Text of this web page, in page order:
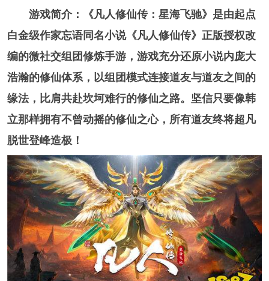
游戏简介：《凡人修仙传：星海飞驰》是由起点
白金级作家忘语同名小说《凡人修仙传》正版授权改
编的微社交组团修炼手游，游戏充分还原小说内庞大
浩瀚的修仙体系，以组团模式连接道友与道友之间的
缘法，比肩共赴坎坷难行的修仙之路。坚信只要像韩
立那样拥有不曾动摇的修仙之心，所有道友终将超凡
脱世登峰造极！